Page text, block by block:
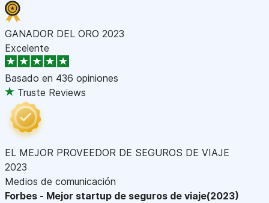
GANADOR DEL ORO 2023
Excelente
Basado en 436 opiniones
Truste Reviews
EL MEJOR PROVEEDOR DE SEGUROS DE VIAJE
2023
Medios de comunicación
Forbes - Mejor startup de seguros de viaje(2023)